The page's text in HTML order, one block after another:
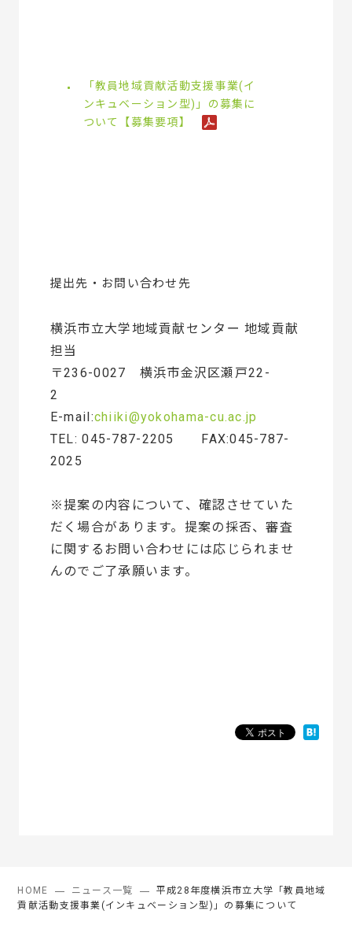
「教員地域貢献活動支援事業(イ
ンキュベーション型)」の募集に
ついて【募集要項】
提出先・お問い合わせ先
横浜市立大学地域貢献センター 地域貢献
担当
〒236-0027 横浜市金沢区瀬戸22-
2
E-mail:chiiki@yokohama-cu.ac.jp
TEL: 045-787-2205 FAX:045-787-
2025
※提案の内容について、確認させていた
だく場合があります。提案の採否、審査
に関するお問い合わせには応じられませ
んのでご了承願います。
HOME ニュース一覧
平成28年度横浜市立大学「教員地域
貢献活動支援事業(インキュベーション型)」の募集について